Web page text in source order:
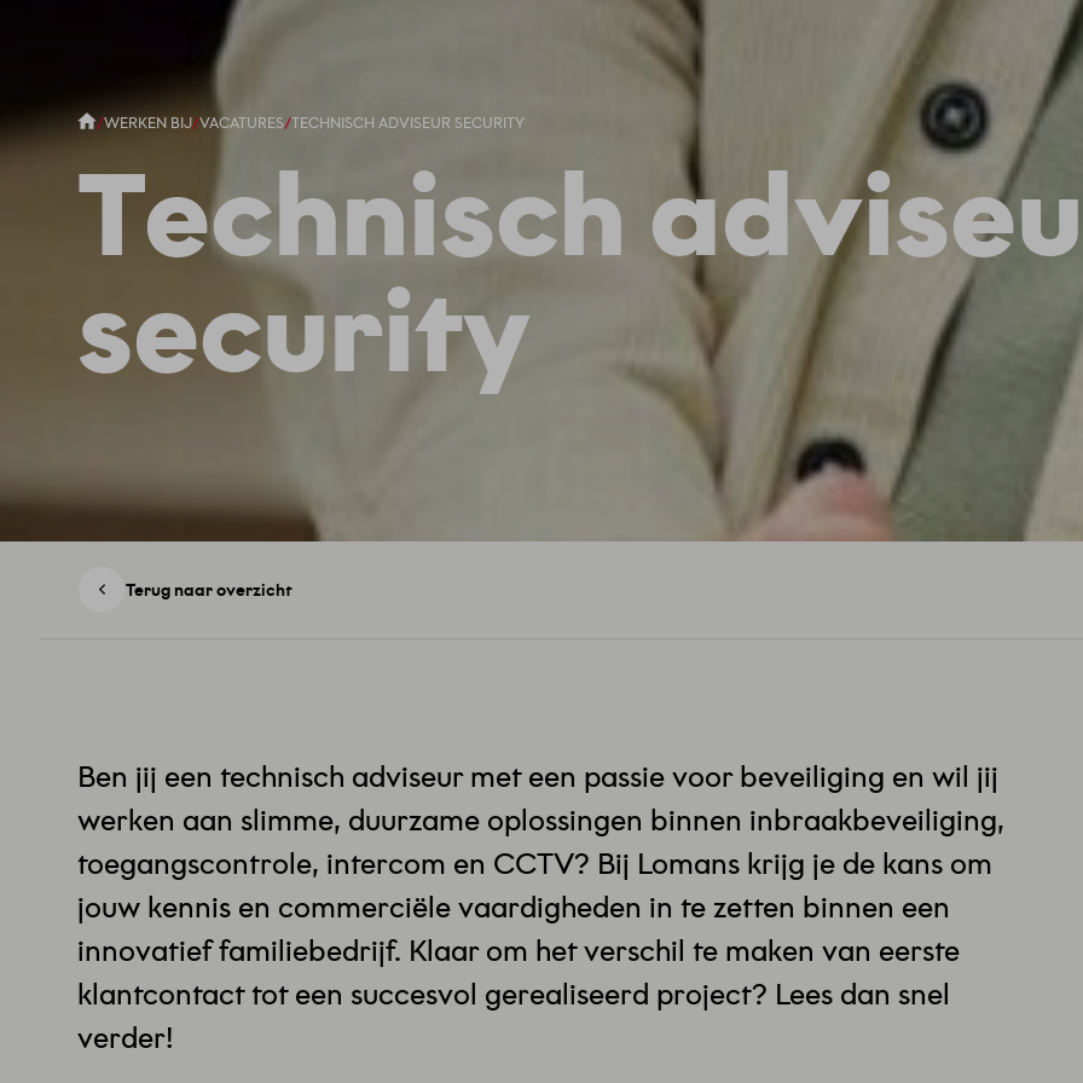
/WERKEN BIJ/VACATURES/TECHNISCH ADVISEUR SECURITY
Technisch
security
Terug naar overzicht
Ben jij een technisch adviseur met een passie voor beveiliging en wil jij
werken aan slimme, duurzame oplossingen binnen inbraakbeveiliging,
toegangscontrole, intercom en CCTV? Bij Lomans krijg je de kans om
jouw kennis en commerciële vaardigheden in te zetten binnen een
innovatief familiebedrijf. Klaar om het verschil te maken van eerste
klantcontact tot een succesvol gerealiseerd project? Lees dan snel
verder!